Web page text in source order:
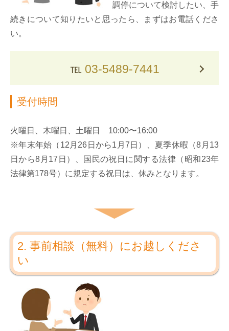
調停について検討したい、手
続きについて知りたいと思ったら、まずはお電話くださ
い。
℡ 03-5489-7441
受付時間
火曜日、木曜日、土曜日 10:00〜16:00
※年末年始（12月26日から1月7日）、夏季休暇（8月13
日から8月17日）、国民の祝日に関する法律（昭和23年
法律第178号）に規定する祝日は、休みとなります。
2. 事前相談（無料）にお越しくださ
い